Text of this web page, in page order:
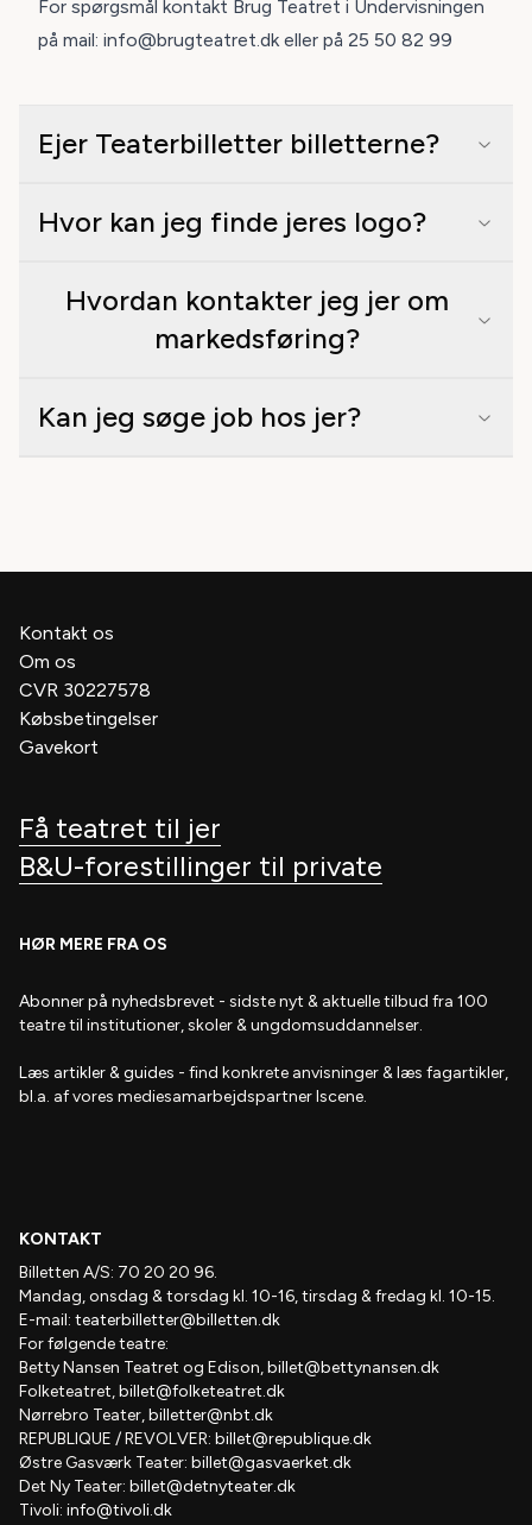
For spørgsmål kontakt Brug Teatret i Undervisningen
på mail: info@brugteatret.dkeller på 25 50 82 99
Ejer Teaterbilletter billetterne?
Hvor kan jeg finde jeres logo?
Hvordan kontakter jeg jer om
markedsføring?
Kan jeg søge job hos jer?
Kontakt os
Om os
CVR 30227578
Købsbetingelser
Gavekort
Få teatret til jer
B&U-forestillinger til private
HØR MERE FRA OS
Abonner på nyhedsbrevet - sidste nyt & aktuelle tilbud fra 100
teatre til institutioner, skoler & ungdomsuddannelser.
Læs artikler & guides - find konkrete anvisninger & læs fagartikler,
bl.a. af vores mediesamarbejdspartner Iscene.
KONTAKT
Billetten A/S: 70 20 20 96.
Mandag, onsdag & torsdag kl. 10-16, tirsdag & fredag kl. 10-15.
E-mail: teaterbilletter@billetten.dk
For følgende teatre:
Betty Nansen Teatret og Edison,billet@bettynansen.dk
Folketeatret,billet@folketeatret.dk
Nørrebro Teater,billetter@nbt.dk
REPUBLIQUE / REVOLVER: billet@republique.dk
Østre Gasværk Teater: billet@gasvaerket.dk
Det Ny Teater: billet@detnyteater.dk
Tivoli: info@tivoli.dk